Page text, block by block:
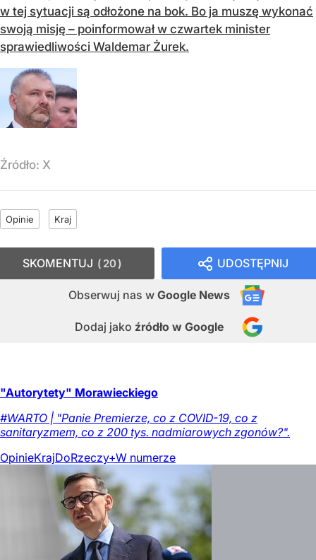
w tej sytuacji są odłożone na bok. Bo ja muszę wykonać
swoją misję – poinformował w czwartek minister
sprawiedliwości Waldemar Żurek.
Źródło: X
Opinie Kraj
UDOSTĘPNIJ
Obserwuj nas w Google News
Dodaj jako źródło w Google
SKOMENTUJ 20
"Autorytety" Morawieckiego
#WARTO | "Panie Premierze, co z COVID-19, co z
sanitaryzmem, co z 200 tys. nadmiarowych zgonów?".
OpinieKrajDoRzeczy+W numerze